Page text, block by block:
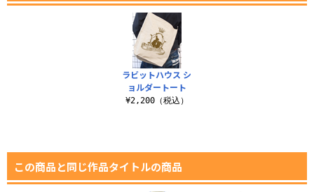
ラビットハウス シ
ョルダートート
¥2,200（税込）
この商品と同じ作品タイトルの商品